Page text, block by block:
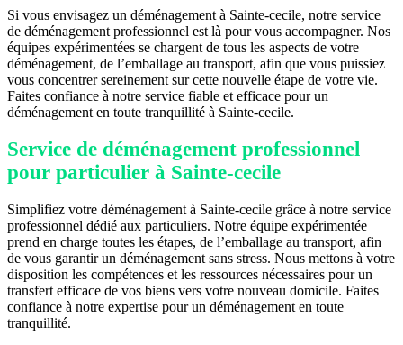
Si vous envisagez un déménagement à Sainte-cecile, notre service
de déménagement professionnel est là pour vous accompagner. Nos
équipes expérimentées se chargent de tous les aspects de votre
déménagement, de l’emballage au transport, afin que vous puissiez
vous concentrer sereinement sur cette nouvelle étape de votre vie.
Faites confiance à notre service fiable et efficace pour un
déménagement en toute tranquillité à Sainte-cecile.
Service de déménagement professionnel
pour particulier à Sainte-cecile
Simplifiez votre déménagement à Sainte-cecile grâce à notre service
professionnel dédié aux particuliers. Notre équipe expérimentée
prend en charge toutes les étapes, de l’emballage au transport, afin
de vous garantir un déménagement sans stress. Nous mettons à votre
disposition les compétences et les ressources nécessaires pour un
transfert efficace de vos biens vers votre nouveau domicile. Faites
confiance à notre expertise pour un déménagement en toute
tranquillité.